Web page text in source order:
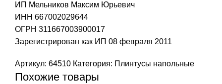
ИП Мельников Максим Юрьевич
ИНН 667002029644
ОГРН 311667003900017
Зарегистрирован как ИП 08 февраля 2011
Артикул: 64510 Категория: Плинтусы напольные
Похожие товары